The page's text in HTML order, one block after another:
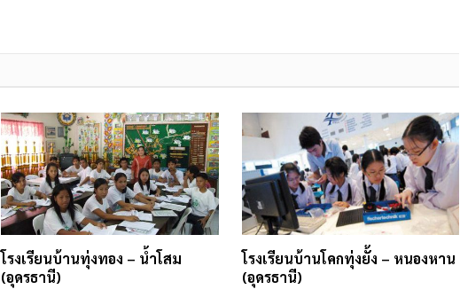
โรงเรียนบ้านทุ่งทอง – น้ำโสม
(อุดรธานี)
โรงเรียนบ้านโคกทุ่งยั้ง – หนองหาน
(อุดรธานี)